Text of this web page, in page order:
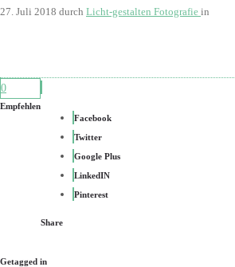
27. Juli 2018 durch Licht-gestalten Fotografie in
0
Empfehlen
Facebook
Twitter
Google Plus
LinkedIN
Pinterest
Share
Getagged in